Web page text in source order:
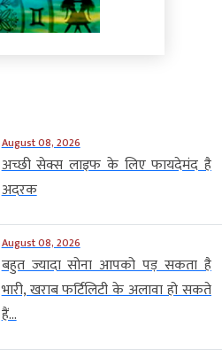
August 08, 2026
अच्छी सेक्स लाइफ के लिए फायदेमंद है
अदरक
August 08, 2026
बहुत ज्यादा सोना आपको पड़ सकता है
भारी, खराब फर्टिलिटी के अलावा हो सकते
हैं...